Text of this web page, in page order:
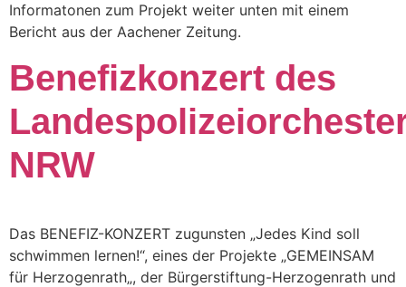
Informatonen zum Projekt weiter unten mit einem
Bericht aus der Aachener Zeitung.
Benefizkonzert des
NRW
Das BENEFIZ-KONZERT zugunsten „Jedes Kind soll
schwimmen lernen!“, eines der Projekte „GEMEINSAM
für Herzogenrath„, der Bürgerstiftung-Herzogenrath und